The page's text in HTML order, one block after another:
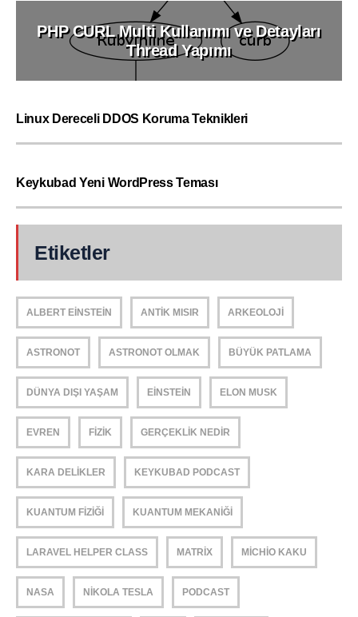
PHP CURL Multi Kullanımı ve Detayları
Thread Yapımı
Linux Dereceli DDOS Koruma Teknikleri
Keykubad Yeni WordPress Teması
Etiketler
ALBERT EINSTEIN ANTIK MISIR ARKEOLOJI
ASTRONOT ASTRONOT OLMAK BÜYÜK PATLAMA
DÜNYA DIŞI YAŞAM EINSTEIN ELON MUSK
EVREN FIZIK GERÇEKLIK NEDIR
KARA DELIKLER KEYKUBAD PODCAST
KUANTUM FIZIĞI KUANTUM MEKANIĞI
LARAVEL HELPER CLASS MATRIX MICHIO KAKU
NASA NIKOLA TESLA PODCAST